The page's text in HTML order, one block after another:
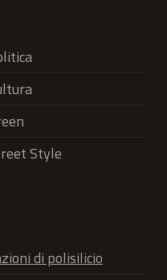
Style
di polisilicio